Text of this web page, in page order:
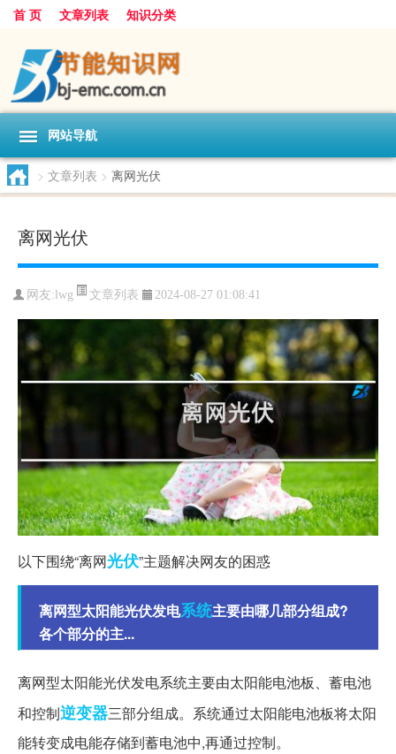
首 页 文章列表 知识分类
网站导航
> 文章列表 > 离网光伏
离网光伏
网友: lwg 文章列表 2024-08-27 01:08:41
以下围绕“离网光伏”主题解决网友的困惑
离网型太阳能光伏发电系统主要由哪几部分组成?
各个部分的主...
离网型太阳能光伏发电系统主要由太阳能电池板、蓄电池
和控制逆变器三部分组成。系统通过太阳能电池板将太阳
能转变成电能存储到蓄电池中,再通过控制。